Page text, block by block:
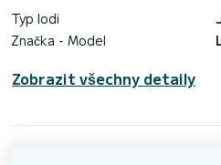
Typ lodi
Značka - Model
Zobrazit všechny detaily